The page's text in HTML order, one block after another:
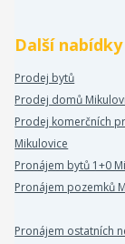
Další nabídky
Prodej bytů
Prodej domů
Prodej komerčních
Mikulovice
Pronájem bytů 1+0
Pronájem pozemků
Pronájem ostatních